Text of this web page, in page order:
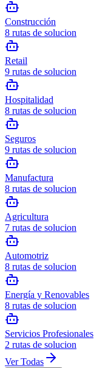
Construcción
8 rutas de solucion
Retail
9 rutas de solucion
Hospitalidad
8 rutas de solucion
Seguros
9 rutas de solucion
Manufactura
8 rutas de solucion
Agricultura
7 rutas de solucion
Automotriz
8 rutas de solucion
Energía y Renovables
8 rutas de solucion
Servicios Profesionales
2 rutas de solucion
Ver Todas